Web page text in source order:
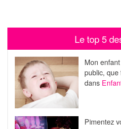
Le top 5
Mon
public, que
dans
Pimentez